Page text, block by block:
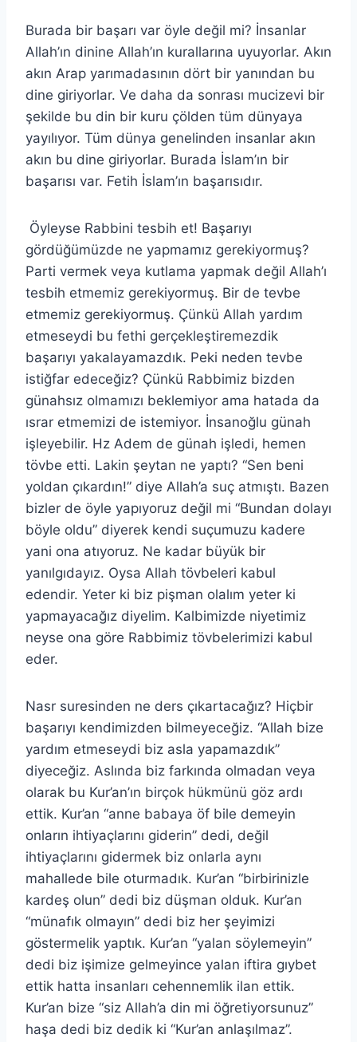
Burada bir başarı var öyle değil mi? İnsanlar
Allah’ın dinine Allah’ın kurallarına uyuyorlar. Akın
akın Arap yarımadasının dört bir yanından bu
dine giriyorlar. Ve daha da sonrası mucizevi bir
şekilde bu din bir kuru çölden tüm dünyaya
yayılıyor. Tüm dünya genelinden insanlar akın
akın bu dine giriyorlar. Burada İslam’ın bir
başarısı var. Fetih İslam’ın başarısıdır.
Öyleyse Rabbini tesbih et! Başarıyı
gördüğümüzde ne yapmamız gerekiyormuş?
Parti vermek veya kutlama yapmak değil Allah’ı
tesbih etmemiz gerekiyormuş. Bir de tevbe
etmemiz gerekiyormuş. Çünkü Allah yardım
etmeseydi bu fethi gerçekleştiremezdik
başarıyı yakalayamazdık. Peki neden tevbe
istiğfar edeceğiz? Çünkü Rabbimiz bizden
günahsız olmamızı beklemiyor ama hatada da
ısrar etmemizi de istemiyor. İnsanoğlu günah
işleyebilir. Hz Adem de günah işledi, hemen
tövbe etti. Lakin şeytan ne yaptı? “Sen beni
yoldan çıkardın!” diye Allah’a suç atmıştı. Bazen
bizler de öyle yapıyoruz değil mi “Bundan dolayı
böyle oldu” diyerek kendi suçumuzu kadere
yani ona atıyoruz. Ne kadar büyük bir
yanılgıdayız. Oysa Allah tövbeleri kabul
edendir. Yeter ki biz pişman olalım yeter ki
yapmayacağız diyelim. Kalbimizde niyetimiz
neyse ona göre Rabbimiz tövbelerimizi kabul
eder.
Nasr suresinden ne ders çıkartacağız? Hiçbir
başarıyı kendimizden bilmeyeceğiz. “Allah bize
yardım etmeseydi biz asla yapamazdık”
diyeceğiz. Aslında biz farkında olmadan veya
olarak bu Kur’an’ın birçok hükmünü göz ardı
ettik. Kur’an “anne babaya öf bile demeyin
onların ihtiyaçlarını giderin” dedi, değil
ihtiyaçlarını gidermek biz onlarla aynı
mahallede bile oturmadık. Kur’an “birbirinizle
kardeş olun” dedi biz düşman olduk. Kur’an
“münafık olmayın” dedi biz her şeyimizi
göstermelik yaptık. Kur’an “yalan söylemeyin”
dedi biz işimize gelmeyince yalan iftira gıybet
ettik hatta insanları cehennemlik ilan ettik.
Kur’an bize “siz Allah’a din mi öğretiyorsunuz”
haşa dedi biz dedik ki “Kur’an anlaşılmaz”.